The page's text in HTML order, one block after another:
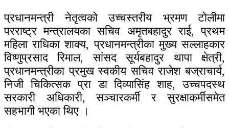
प्रधानमन्त्री नेतृत्वको उच्चस्तरीय भ्रमण टोलीमा
परराष्ट्र मन्त्रालयका सचिव अमृतबहादुर राई, प्रथम
महिला राधिका शाक्य, प्रधानमन्त्रीका मुख्य सल्लाहकार
विष्णुप्रसाद रिमाल, सांसद सूर्यबहादुर थापा क्षेत्री,
प्रधानमन्त्रीका प्रमुख स्वकीय सचिव राजेश बज्राचार्य,
निजी चिकित्सक प्रा डा दिव्यासिंह शाह, उच्चपदस्थ
सरकारी अधिकारी, सञ्चारकर्मी र सुरक्षाकर्मीसमेत
सहभागी भएका थिए ।